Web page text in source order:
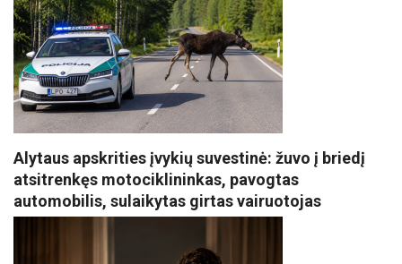
Alytaus apskrities įvykių suvestinė: žuvo į briedį
atsitrenkęs motociklininkas, pavogtas
automobilis, sulaikytas girtas vairuotojas